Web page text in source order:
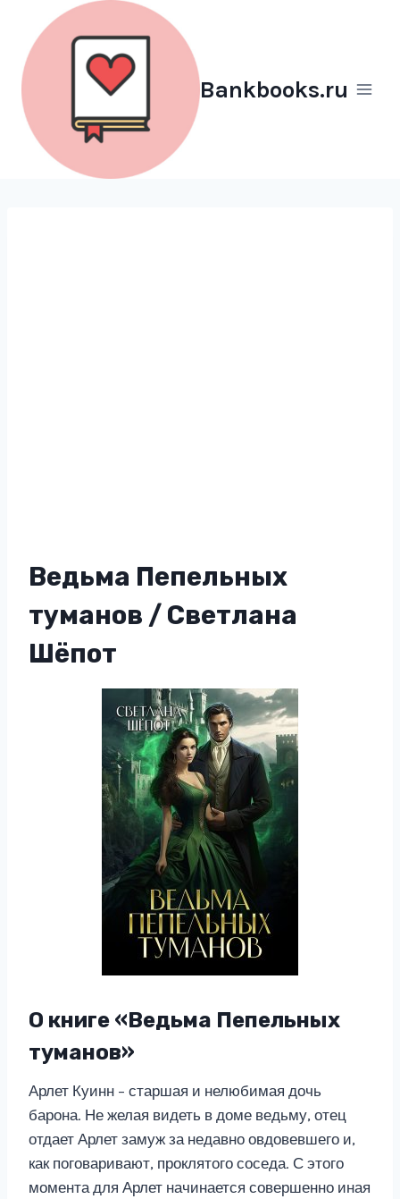
Перейти
содержимому
Bankbooks.ru
Ведьма Пепельных
туманов / Светлана
Шёпот
О книге «Ведьма Пепельных
туманов»
Арлет Куинн – старшая и нелюбимая дочь
барона. Не желая видеть в доме ведьму, отец
отдает Арлет замуж за недавно овдовевшего и,
как поговаривают, проклятого соседа. С этого
момента для Арлет начинается совершенно иная